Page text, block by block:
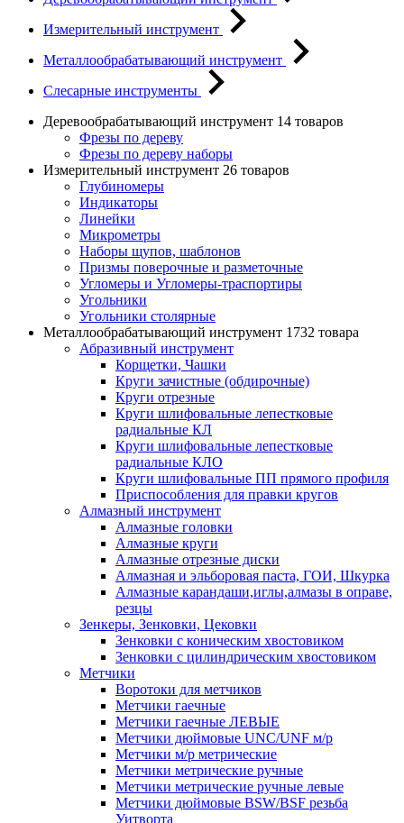
Измерительный инструмент
Металлообрабатывающий инструмент
Слесарные инструменты
Деревообрабатывающий инструмент 14 товаров
Фрезы по дереву
Фрезы по дереву наборы
Измерительный инструмент 26 товаров
Глубиномеры
Индикаторы
Линейки
Микрометры
Наборы щупов, шаблонов
Призмы поверочные и разметочные
Угломеры и Угломеры-траспортиры
Угольники
Угольники столярные
Металлообрабатывающий инструмент 1732 товара
Абразивный инструмент
Корщетки, Чашки
Круги зачистные (обдирочные)
Круги отрезные
Круги шлифовальные лепестковые
радиальные КЛ
Круги шлифовальные лепестковые
радиальные КЛО
Круги шлифовальные ПП прямого профиля
Приспособления для правки кругов
Алмазный инструмент
Алмазные головки
Алмазные круги
Алмазные отрезные диски
Алмазная и эльборовая паста, ГОИ, Шкурка
Алмазные карандаши,иглы,алмазы в оправе,
резцы
Зенкеры, Зенковки, Цековки
Зенковки с коническим хвостовиком
Зенковки с цилиндрическим хвостовиком
Метчики
Воротоки для метчиков
Метчики гаечные
Метчики гаечные ЛЕВЫЕ
Метчики дюймовые UNC/UNF м/р
Метчики м/р метрические
Метчики метрические ручные
Метчики метрические ручные левые
Метчики дюймовые BSW/BSF резьба
Уитворта